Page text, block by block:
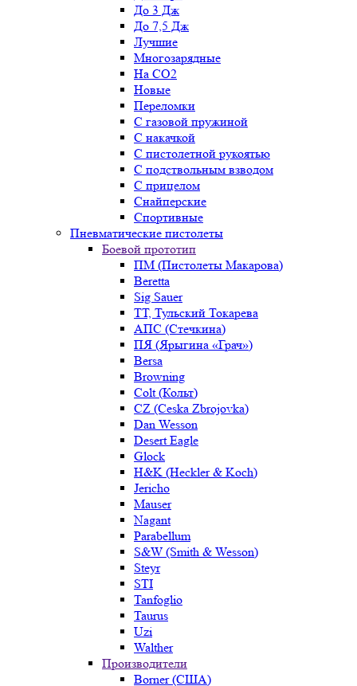
До 3 Дж
До 7,5 Дж
Лучшие
Многозарядные
На CO2
Новые
Переломки
С газовой пружиной
С накачкой
С пистолетной рукоятью
С подствольным взводом
С прицелом
Снайперские
Спортивные
Пневматические пистолеты
Боевой прототип
ПМ (Пистолеты Макарова)
Beretta
Sig Sauer
ТТ, Тульский Токарева
АПС (Стечкина)
ПЯ (Ярыгина «Грач»)
Bersa
Browning
Colt (Кольт)
CZ (Ceska Zbrojovka)
Dan Wesson
Desert Eagle
Glock
H&K (Heckler & Koch)
Jericho
Mauser
Nagant
Parabellum
S&W (Smith & Wesson)
Steyr
STI
Tanfoglio
Taurus
Uzi
Walther
Производители
Borner (США)